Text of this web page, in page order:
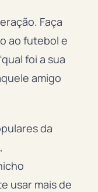
Faça
ao futebol e
foi a sua
amigo
da
usar mais de